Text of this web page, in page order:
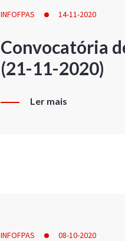
INFOFPAS 14-11-2020
Convocatória
(21-11-2020)
Ler mais
INFOFPAS 08-10-2020